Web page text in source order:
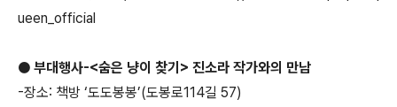
ueen_official
● 부대행사-<숨은 냥이 찾기 > 진소라 작가와의 만남
-장소: 책방 ‘도도봉봉’(도봉로114길 57)